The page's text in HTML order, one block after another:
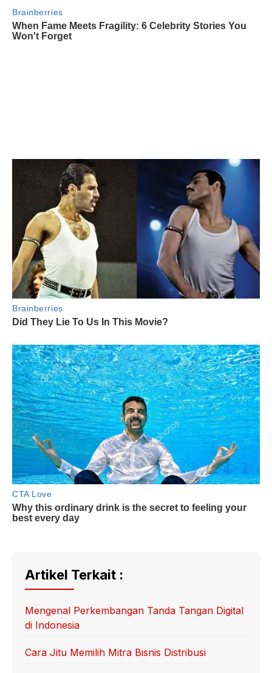
Artikel Terkait :
Mengenal Perkembangan Tanda Tangan Digital
di Indonesia
Cara Jitu Memilih Mitra Bisnis Distribusi